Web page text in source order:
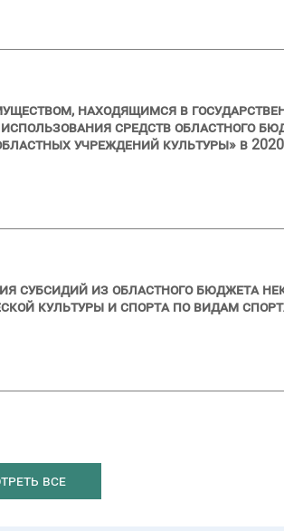
находящимся в
средств областного
учреждений культуры» в
субсидий из областного бюджета
культуры и спорта по видам
все